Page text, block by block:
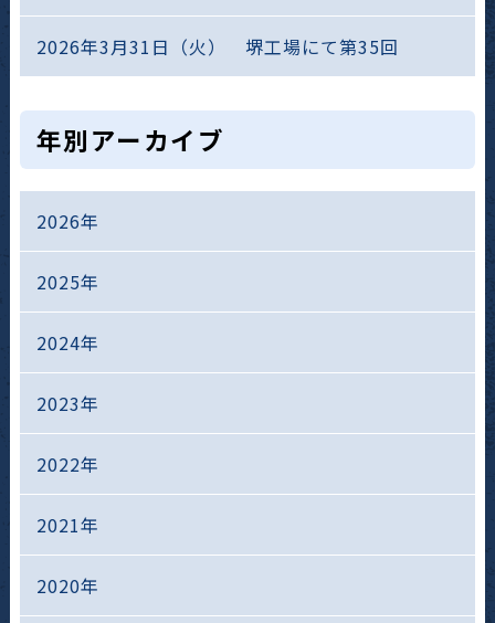
2026年3月31日（火） 堺工場にて第35回
年別アーカイブ
2026年
2025年
2024年
2023年
2022年
2021年
2020年